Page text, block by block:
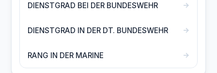
DIENSTGRAD BEI DER BUNDESWEHR →
DIENSTGRAD IN DER DT. BUNDESWEHR →
RANG IN DER MARINE →